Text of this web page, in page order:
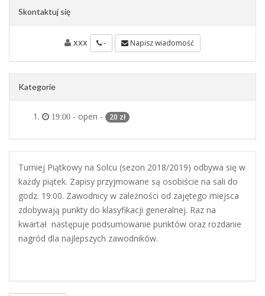
Skontaktuj się
xxx - Napisz wiadomość
Kategorie
19:00 - open - 20 zł
Turniej Piątkowy na Solcu (sezon 2018/2019) odbywa się w
każdy piątek. Zapisy przyjmowane są osobiście na sali do
godz. 19:00. Zawodnicy w zależności od zajętego miejsca
zdobywają punkty do klasyfikacji generalnej. Raz na
kwartał następuje podsumowanie punktów oraz rozdanie
nagród dla najlepszych zawodników.